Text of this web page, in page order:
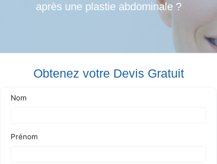
après une plastie abdominale ?
Obtenez votre Devis Gratuit